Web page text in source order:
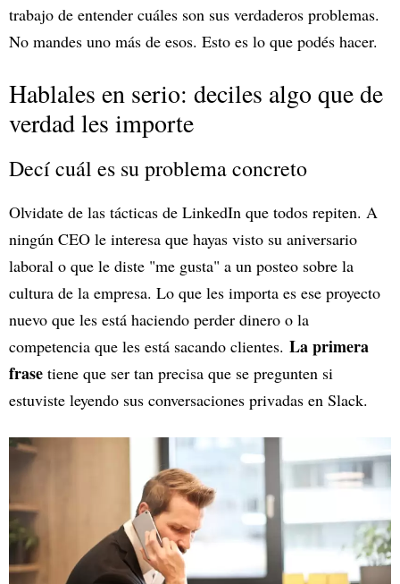
trabajo de entender cuáles son sus verdaderos problemas.
No mandes uno más de esos. Esto es lo que podés hacer.
Hablales en serio: deciles algo que de
verdad les importe
Decí cuál es su problema concreto
Olvidate de las tácticas de LinkedIn que todos repiten. A
ningún CEO le interesa que hayas visto su aniversario
laboral o que le diste "me gusta" a un posteo sobre la
cultura de la empresa. Lo que les importa es ese proyecto
nuevo que les está haciendo perder dinero o la
competencia que les está sacando clientes. La primera
frase tiene que ser tan precisa que se pregunten si
estuviste leyendo sus conversaciones privadas en Slack.